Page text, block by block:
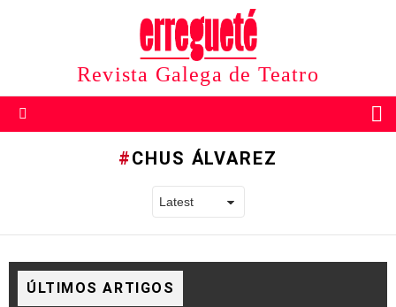
Revista Galega de Teatro
CHUS ÁLVAREZ
ÚLTIMOS ARTIGOS